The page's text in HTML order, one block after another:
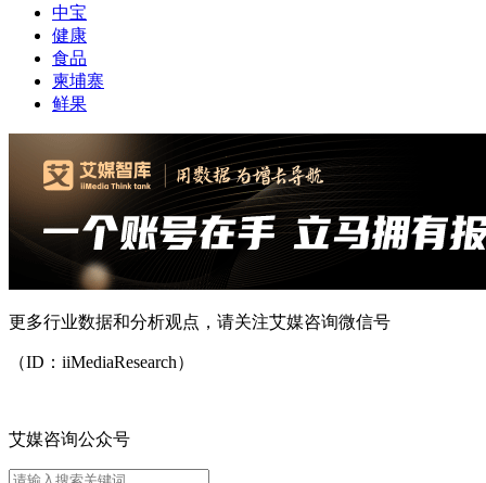
中宝
健康
食品
柬埔寨
鲜果
更多行业数据和分析观点，请关注艾媒咨询微信号
（ID：iiMediaResearch）
艾媒咨询公众号